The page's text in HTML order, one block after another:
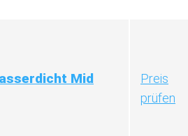
Mid
Preis
prüfen